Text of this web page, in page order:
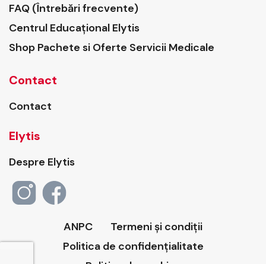
FAQ (Întrebări frecvente)
Centrul Educațional Elytis
Shop Pachete si Oferte Servicii Medicale
Contact
Contact
Elytis
Despre Elytis
ANPC
Termeni și condiții
Politica de confidențialitate